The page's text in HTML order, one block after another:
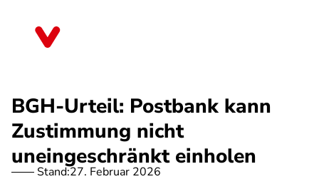
BGH-Urteil: Postbank kann
Zustimmung nicht
uneingeschränkt einholen
Stand:27. Februar 2026